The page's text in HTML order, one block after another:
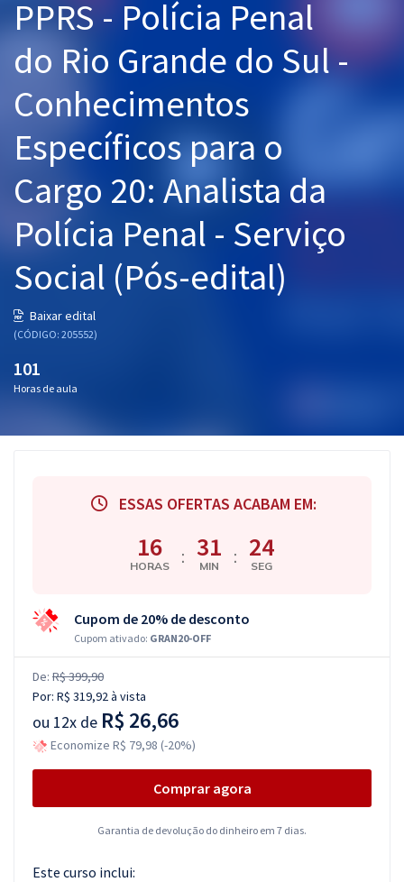
Pós
Graduação
OAB
Mentorias
Questões grátis
Conteúdo gratuito
Aprovados
Atendimento
PPRS - Polícia Penal
do Rio Grande do Sul -
Conhecimentos
Específicos para o
Cargo 20: Analista da
Polícia Penal - Serviço
Social (Pós-edital)
Baixar edital
(CÓDIGO: 205552)
101
Horas de aula
ESSAS OFERTAS ACABAM EM:
16
HORAS : 31
MIN : 23
SEG
Cupom de 20% de desconto
Cupom ativado: GRAN20-OFF
De: R$ 399,90
Por: R$ 319,92à vista
ou 12x de R$ 26,66
Economize R$ 79,98 (-20%)
Comprar agora
Garantia de devolução do dinheiro em 7 dias.
Este curso inclui: